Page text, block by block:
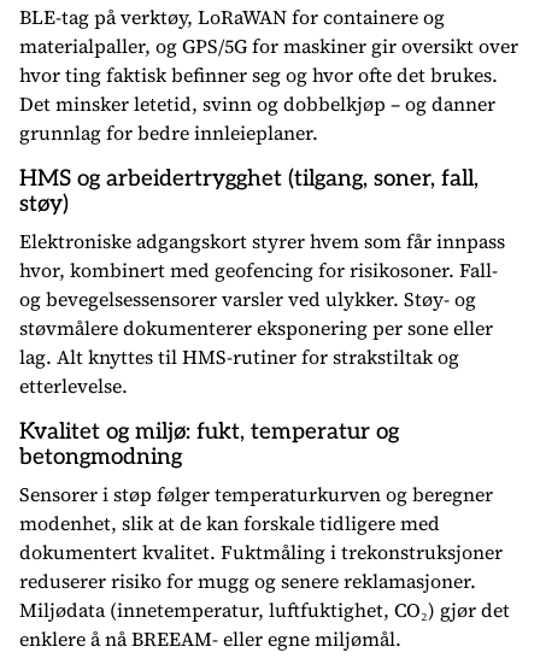
BLE-tag på verktøy, LoRaWAN for containere og
materialpaller, og GPS/5G for maskiner gir oversikt over
hvor ting faktisk befinner seg og hvor ofte det brukes.
Det minsker letetid, svinn og dobbelkjøp – og danner
grunnlag for bedre innleieplaner.
HMS og arbeidertrygghet (tilgang, soner, fall,
støy)
Elektroniske adgangskort styrer hvem som får innpass
hvor, kombinert med geofencing for risikosoner. Fall-
og bevegelsessensorer varsler ved ulykker. Støy- og
støvmålere dokumenterer eksponering per sone eller
lag. Alt knyttes til HMS-rutiner for strakstiltak og
etterlevelse.
Kvalitet og miljø: fukt, temperatur og
betongmodning
Sensorer i støp følger temperaturkurven og beregner
modenhet, slik at de kan forskale tidligere med
dokumentert kvalitet. Fuktmåling i trekonstruksjoner
reduserer risiko for mugg og senere reklamasjoner.
Miljødata (innetemperatur, luftfuktighet, CO₂) gjør det
enklere å nå BREEAM- eller egne miljømål.